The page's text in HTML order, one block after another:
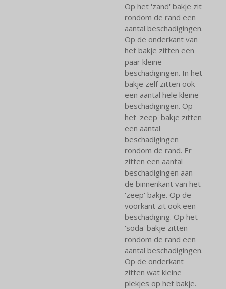
Op het 'zand' bakje zit
rondom de rand een
aantal beschadigingen.
Op de onderkant van
het bakje zitten een
paar kleine
beschadigingen. In het
bakje zelf zitten ook
een aantal hele kleine
beschadigingen. Op
het 'zeep' bakje zitten
een aantal
beschadigingen
rondom de rand. Er
zitten een aantal
beschadigingen aan
de binnenkant van het
'zeep' bakje. Op de
voorkant zit ook een
beschadiging. Op het
'soda' bakje zitten
rondom de rand een
aantal beschadigingen.
Op de onderkant
zitten wat kleine
plekjes op het bakje.